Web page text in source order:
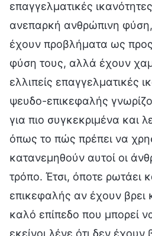
επαγγελματικές
ανεπαρκή ανθρώπινη
έχουν προβλήματα ως
φύση τους, αλλά έχουν
ελλιπείς επαγγελματικές
ψευδο-επικεφαλής
για πιο συγκεκριμένα και
όπως το πώς πρέπει να
κατανεμηθούν αυτοί οι
τρόπο. Έτσι, όποτε ρωτάει
επικεφαλής αν έχουν βρει
καλό επίπεδο που μπορεί
εκείνοι λένε ότι δεν